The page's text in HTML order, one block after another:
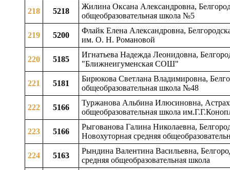
218 5218
Жилина Оксана Александровна,
общеобразовательная школа №5
219 5200
Флайк Елена Александровна,
им. О. Н. Романовой
220 5185
Игнатьева Надежда Леонидовна,
"Ближнеигуменская СОШ"
221 5181
Бирюкова Светлана Владимировна,
общеобразовательная школа №48
222 5166
Туржанова Альбина Илюсиновна,
общеобразовательная школа
223 5166
Рыгованова Галина Николаевна,
Новохуторная средняя
224 5163
Рындина Валентина Васильевна,
средняя общеобразовательная школа